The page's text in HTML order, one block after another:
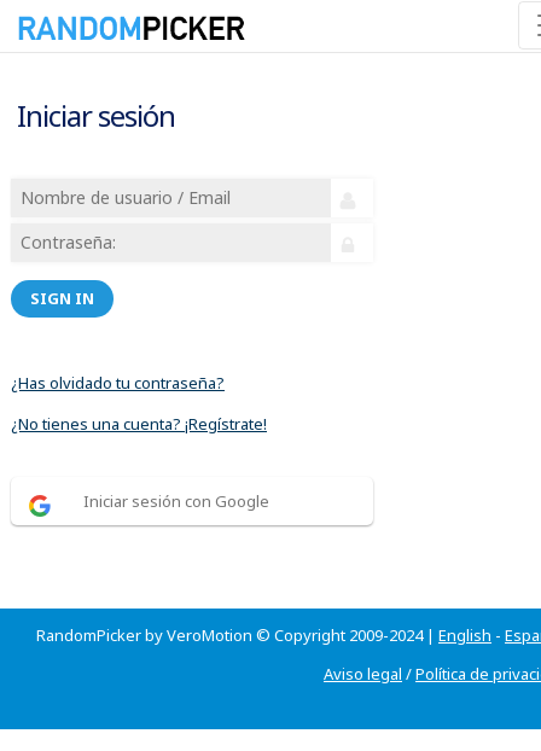
Iniciar sesión
SIGN IN
¿Has olvidado tu contraseña?
¿No tienes una cuenta? ¡Regístrate!
Iniciar sesión con Google
RandomPicker by VeroMotion © Copyright 2009-2024 | English -
Aviso legal /Política de